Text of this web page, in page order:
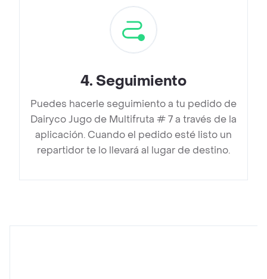
4. Seguimiento
Puedes hacerle seguimiento a tu pedido de
Dairyco Jugo de Multifruta # 7 a través de la
aplicación. Cuando el pedido esté listo un
repartidor te lo llevará al lugar de destino.